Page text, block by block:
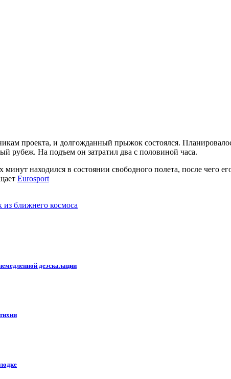
проекта, и долгожданный прыжок состоялся.
рубеж. На подъем он затратил два с половиной часа.
находился в состоянии свободного полета, после чего
Eurosport
ближнего космоса
деэскалации